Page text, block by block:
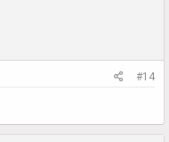
#14